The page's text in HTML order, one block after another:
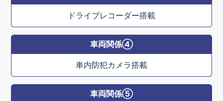
ドライブレコーダー搭載
車両関係④
車内防犯カメラ搭載
車両関係⑤